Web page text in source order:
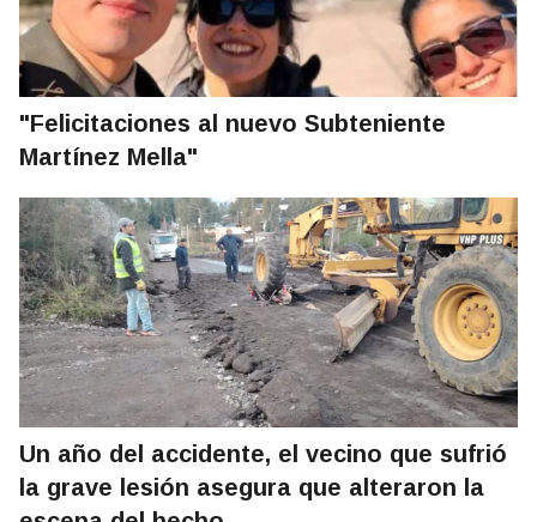
"Felicitaciones al nuevo Subteniente
Martínez Mella"
Un año del accidente, el vecino que sufrió
la grave lesión asegura que alteraron la